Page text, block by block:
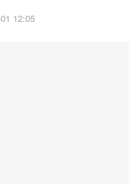
12:05